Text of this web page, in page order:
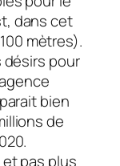
dans cet
mètres).
désirs pour
bien
de
pas plus